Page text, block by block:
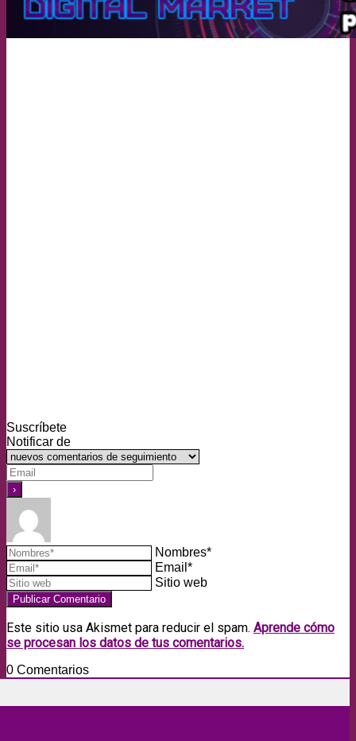
Suscríbete
Notificar de
Nombres*
Email*
Sitio web
Este sitio usa Akismet para reducir el spam. Aprende cómo
se procesan los datos de tus comentarios.
0 Comentarios